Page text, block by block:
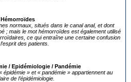
Hémorroïdes
normaux, situés dans le canal anal, et dont
; mais le mot hémorroïdes est également utilisé
ce qui entraîne une certaine confusion
des patients.
/ Epidémiologie / Pandémie
» et « pandémie » appartiennent au
de l’épidémiologie.